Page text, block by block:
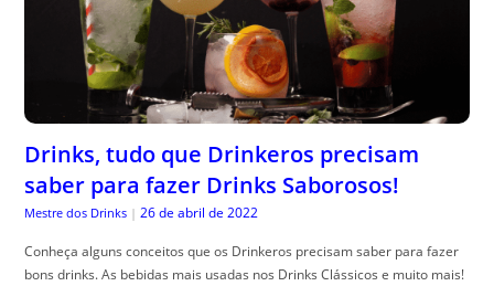
Drinks, tudo que Drinkeros precisam
saber para fazer Drinks Saborosos!
Mestre dos Drinks | 26 de abril de 2022
Conheça alguns conceitos que os Drinkeros precisam saber para fazer
bons drinks. As bebidas mais usadas nos Drinks Clássicos e muito mais!